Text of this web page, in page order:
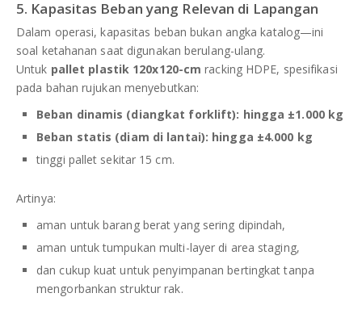
5. Kapasitas Beban yang Relevan di Lapangan
Dalam operasi, kapasitas beban bukan angka katalog—ini
soal ketahanan saat digunakan berulang-ulang.
Untuk pallet plastik 120x120-cm racking HDPE, spesifikasi
pada bahan rujukan menyebutkan:
Beban dinamis (diangkat forklift): hingga ±1.000 kg
Beban statis (diam di lantai): hingga ±4.000 kg
tinggi pallet sekitar 15 cm.
Artinya:
aman untuk barang berat yang sering dipindah,
aman untuk tumpukan multi-layer di area staging,
dan cukup kuat untuk penyimpanan bertingkat tanpa
mengorbankan struktur rak.